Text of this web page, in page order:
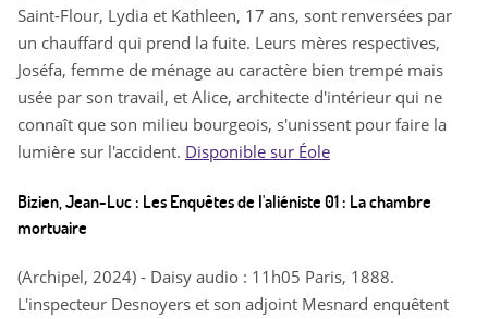
Saint-Flour, Lydia et Kathleen, 17 ans, sont renversées par
un chauffard qui prend la fuite. Leurs mères respectives,
Joséfa, femme de ménage au caractère bien trempé mais
usée par son travail, et Alice, architecte d'intérieur qui ne
connaît que son milieu bourgeois, s'unissent pour faire la
lumière sur l'accident. Disponible sur Éole
Bizien, Jean-Luc : Les Enquêtes de l'aliéniste 01 : La chambre
mortuaire
(Archipel, 2024) - Daisy audio : 11h05 Paris, 1888.
L'inspecteur Desnoyers et son adjoint Mesnard enquêtent